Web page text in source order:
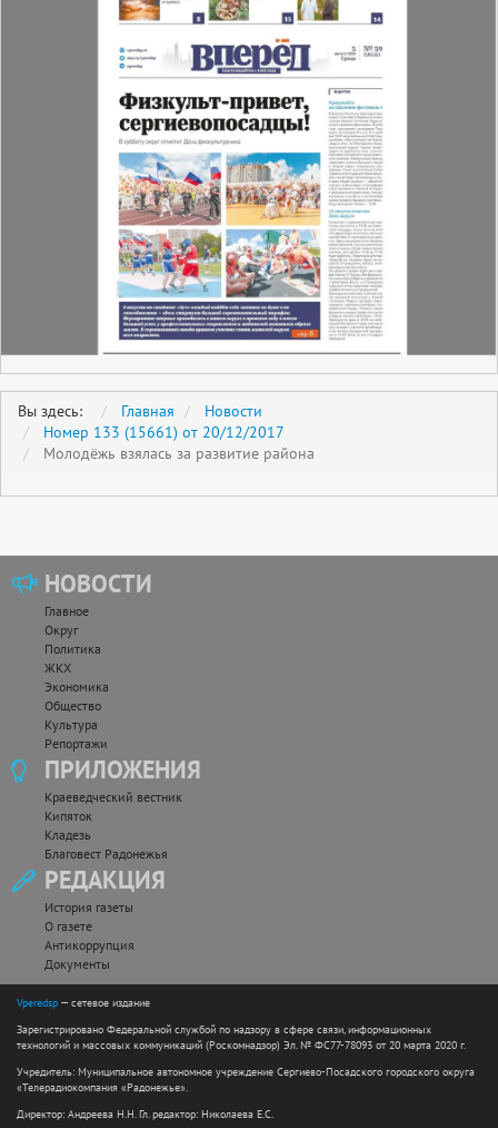
Вы здесь: Главная
Новости
Номер 133 (15661) от 20/12/2017
Молодёжь взялась за развитие района
НОВОСТИ
Главное
Округ
Политика
ЖКХ
Экономика
Общество
Культура
Репортажи
ПРИЛОЖЕНИЯ
Краеведческий вестник
Кипяток
Кладезь
Благовест Радонежья
РЕДАКЦИЯ
История газеты
О газете
Антикоррупция
Документы
Vperedsp — сетевое издание
Зарегистрировано Федеральной службой по надзору в сфере связи, информационных
технологий и массовых коммуникаций (Роскомнадзор) Эл. № ФС77-78093 от 20 марта 2020 г.
Учредитель: Муниципальное автономное учреждение Сергиево-Посадского городского округа
«Телерадиокомпания «Радонежье».
Директор: Андреева Н.Н. Гл. редактор: Николаева Е.С.